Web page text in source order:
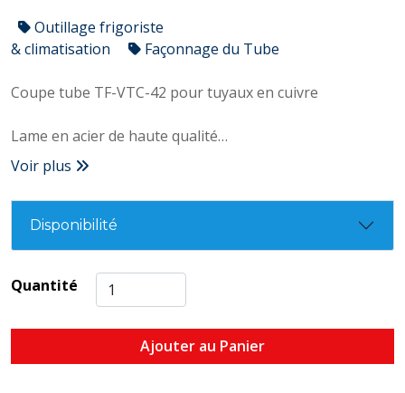
Outillage frigoriste
& climatisation
Façonnage du Tube
Coupe tube TF-VTC-42 pour tuyaux en cuivre
Lame en acier de haute qualité
S'adapte au diamètre du tuyau
Molette d'ajustement
Diamètre de 6 à 42 mm
Voir plus
Disponibilité
Quantité
Ajouter au Panier